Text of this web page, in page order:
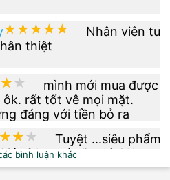
★★★★★
★★★★★
Nhân viên tư
thiệt
mình mới mua được
ôk. rất tốt vê mọi mặt.
đáng với tiền bỏ ra
Tuyệt ...siêu phẩm
rẻ hơn tí nữa thì OK.
bình luận khác